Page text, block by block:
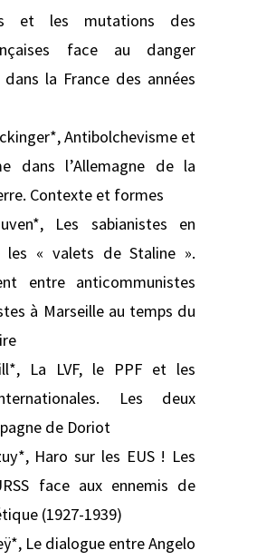
et les mutations des
face au danger
la France des années
Antibolchevisme et
dans l’Allemagne de la
Contexte et formes
Les sabianistes en
« valets de Staline ».
entre anticommunistes
à Marseille au temps du
La LVF, le PPF et les
Les deux
de Doriot
Haro sur les EUS ! Les
face aux ennemis de
(1927-1939)
Le dialogue entre Angelo